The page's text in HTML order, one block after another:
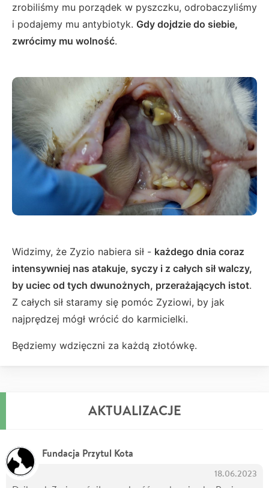
zrobiliśmy mu porządek w pyszczku, odrobaczyliśmy
i podajemy mu antybiotyk. Gdy dojdzie do siebie,
zwrócimy mu wolność.
Widzimy, że Zyzio nabiera sił - każdego dnia coraz
intensywniej nas atakuje, syczy i z całych sił walczy,
by uciec od tych dwunożnych, przerażających istot.
Z całych sił staramy się pomóc Zyziowi, by jak
najprędzej mógł wrócić do karmicielki.
Będziemy wdzięczni za każdą złotówkę.
AKTUALIZACJE
Fundacja Przytul Kota
18.06.2023